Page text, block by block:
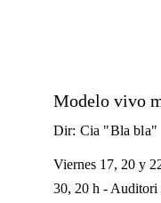
Modelo vivo
Dir: Cia "Bla bla"
Viernes 17, 20 y
30, 20 h - Auditori